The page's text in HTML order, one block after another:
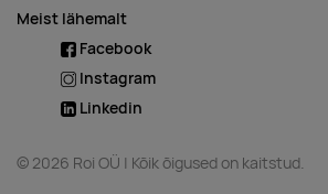
Meist lähemalt
Facebook
Instagram
Linkedin
© 2026 Roi OÜ | Kõik õigused on kaitstud.